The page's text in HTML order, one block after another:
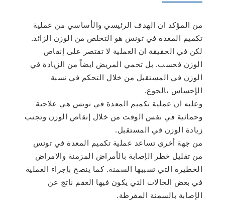
من المؤكد ان الهدف الرئيسي والأساسي من عملية
تكميم المعدة في تونس هو التخلص من الوزن الزائد.
لكن في الحقيقة ان العملية لا تقتصر على إنقاص
الوزن فحسب. بل تحمي المريض ايضاً من الزيادة في
الوزن في المستقبل من خلال التحكم في نسبة
الإحساس بالجوع.
وعليه ان عملية تكميم المعدة في تونس هي علاجية
وحمائية في نفس الوقت من خلال إنقاص الوزن وتجنب
زيادة الوزن في المستقبل.
من جهة أخرى تساعد عملية تكميم المعدة في تونس
من تقليل خطر الإصابة بالأمراض المزمنة والامراض
الخطيرة التي تسببها السمنة. كما ينصح بإجراء العملية
في بعض الحالات التي يكون فيها العقم ناتج عن
الإصابة بالسمنة المفرطة.